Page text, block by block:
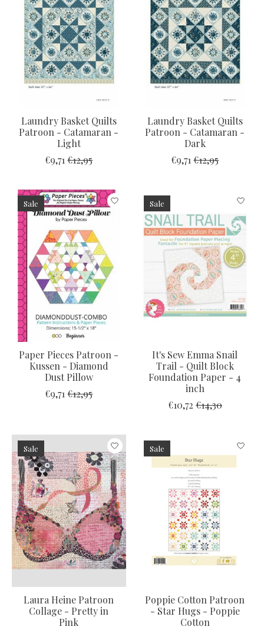
Laundry Basket Quilts
Patroon - Catamaran -
Light
€9,71 €12,95
Laundry Basket Quilts
Patroon - Catamaran -
Dark
€9,71 €12,95
Sale
Paper Pieces Patroon -
Kussen - Diamond
Dust Pillow
€9,71 €12,95
Sale
It's Sew Emma Snail
Trail - Quilt Block
Foundation Paper - 4
inch
€10,72 €14,30
Sale
Laura Heine Patroon
Collage - Pretty in
Pink
Sale
Poppie Cotton Patroon
- Star Hugs - Poppie
Cotton